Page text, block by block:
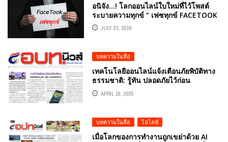
อนิจัง…! โลกออนไลน์ใบใหม่ที่ไว้โพสต์
ระบายความทุกข์ “ เฟซทุกข์ FACETOOK
” JULY 23, 2019
บทความในสื่อ
เทคโนโลยีออนไลน์แจ้งเตือนภัยพิบัติทาง
ธรรมชาติ: รู้ทัน ปลอดภัยไว้ก่อน
บทความหนังสือพิมพ์ อปท.นิวส์ รายปักษ์
วันที่ 16-30 เมษายน 2568 โดยคอลัมนีสต์
ด้านการตลาดออนไลน์ ผู้ทรงคุณวุฒิและผู้
เชี่ยวชาญด้านการตลาดออนไลน์
APRIL 19, 2025
บทความในสื่อ ไฮไลท์
เมื่อโลกของการทำงานถูกเขย่าด้วย AI